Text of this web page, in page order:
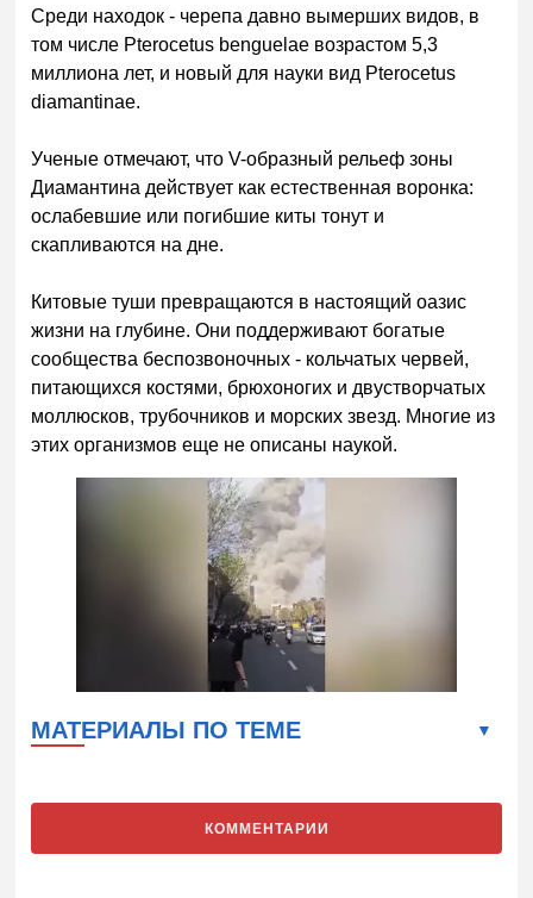
Среди находок - черепа давно вымерших видов, в
том числе Pterocetus benguelae возрастом 5,3
миллиона лет, и новый для науки вид Pterocetus
diamantinae.
Ученые отмечают, что V-образный рельеф зоны
Диамантина действует как естественная воронка:
ослабевшие или погибшие киты тонут и
скапливаются на дне.
Китовые туши превращаются в настоящий оазис
жизни на глубине. Они поддерживают богатые
сообщества беспозвоночных - кольчатых червей,
питающихся костями, брюхоногих и двустворчатых
моллюсков, трубочников и морских звезд. Многие из
этих организмов еще не описаны наукой.
МАТЕРИАЛЫ ПО ТЕМЕ
КОММЕНТАРИИ